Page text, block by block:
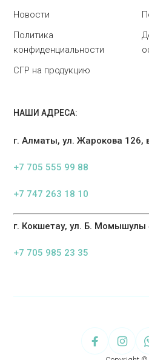
Новости
Политика
конфиденциальности
СГР на продукцию
НАШИ АДРЕСА:
г. Алматы, ул. Жарокова 126,
+7 705 555 99 88
+7 747 263 18 10
г. Кокшетау, ул. Б. Момышулы
+7 705 985 23 35